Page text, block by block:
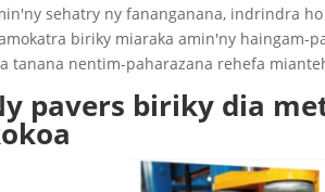
sehatry ny fananganana, indrindra
biriky miaraka amin'ny haingam-
tanana nentim-paharazana rehefa
pavers biriky dia